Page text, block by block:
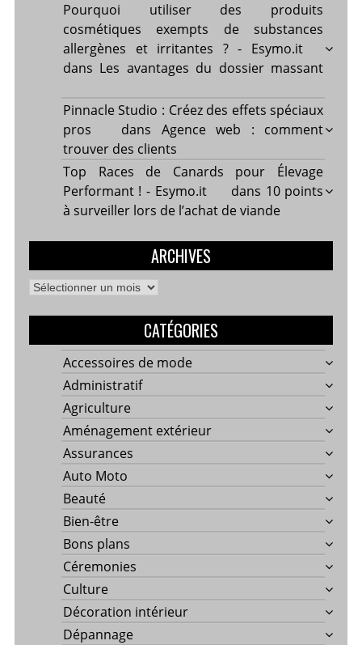
Pourquoi utiliser des produits
cosmétiques exempts de substances
allergènes et irritantes ? - Esymo.it
dans Les avantages du dossier massant
Pinnacle Studio : Créez des effets spéciaux
pros
dans Agence web : comment
trouver des clients
Top Races de Canards pour Élevage
Performant ! - Esymo.it
dans 10 points
à surveiller lors de l’achat de viande
ARCHIVES
Archives
CATÉGORIES
Accessoires de mode
Administratif
Agriculture
Aménagement extérieur
Assurances
Auto Moto
Beauté
Bien-être
Bons plans
Céremonies
Culture
Décoration intérieur
Dépannage